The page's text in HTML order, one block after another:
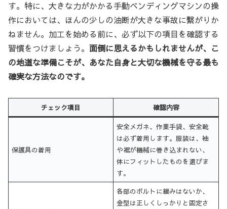
す。特に、大きな力がかかる手動ベンディングマシンの操
作においては、ほんの少しの油断が大きな事故に繋がりか
ねません。加工を始める前に、必ず以下の項目を確認する
習慣をつけましょう。 面倒に思えるかもしれませんが、こ
の地道な準備こそが、あなた自身と大切な機械を守る最も
確実な方法なのです。
チェック項目 確認内容
保護具の着用
安全メガネ、作業手袋、安全靴
は必ず着用します。服装は、袖
や裾が機械に巻き込まれない、
体にフィットしたものを選びま
す。
各部のボルトに緩みはないか、
金型は正しくしっかりと固定さ